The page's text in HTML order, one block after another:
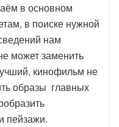
в основном
в поиске нужной
нам
может заменить
кинофильм не
образы главных
пейзажи.